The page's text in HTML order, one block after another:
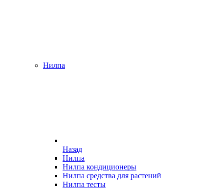
Нилпа
Назад
Нилпа
Нилпа кондиционеры
Нилпа средства для растений
Нилпа тесты